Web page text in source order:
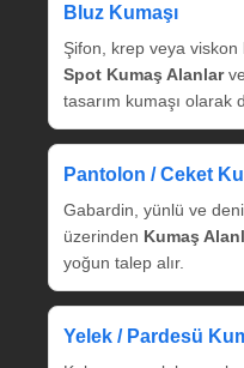
Bluz Kumaşı
Şifon, krep veya viskon
Spot Kumaş Alanlarve
tasarım kumaşı olarak
Pantolon / Ceket
Gabardin, yünlü ve
üzerinden Kumaş
yoğun talep alır.
Yelek / Pardesü